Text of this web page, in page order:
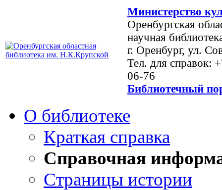
Министерство
Оренбургская
научная
г. Оренбург, ул.
Тел. для справок:
06-76
Библиотечный
О библиотеке
Краткая справка
Справочная
Страницы истории